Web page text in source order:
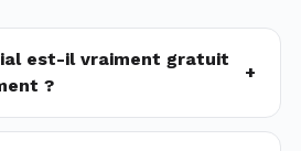
est-il vraiment gratuit
?
+